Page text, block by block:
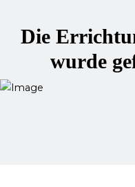
Die
wurde